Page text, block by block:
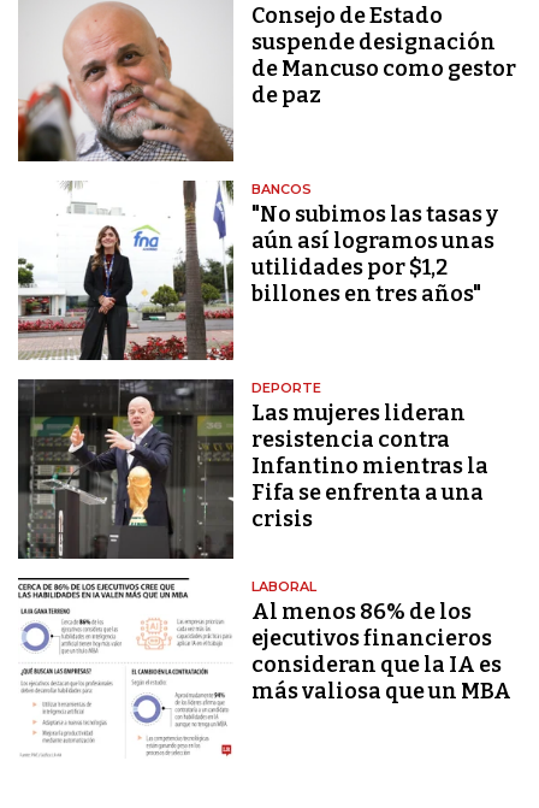
Consejo de Estado
suspende designación
de Mancuso como gestor
de paz
BANCOS
"No subimos las tasas y
aún así logramos unas
utilidades por $1,2
billones en tres años"
DEPORTE
Las mujeres lideran
resistencia contra
Infantino mientras la
Fifa se enfrenta a una
crisis
LABORAL
Al menos 86% de los
ejecutivos financieros
consideran que la IA es
más valiosa que un MBA